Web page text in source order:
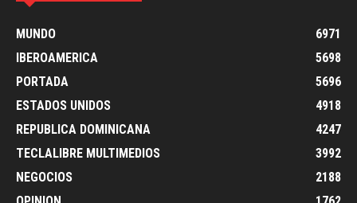
MUNDO
6971
IBEROAMERICA
5698
PORTADA
5696
ESTADOS UNIDOS
4918
REPUBLICA DOMINICANA
4247
TECLALIBRE MULTIMEDIOS
3992
NEGOCIOS
2188